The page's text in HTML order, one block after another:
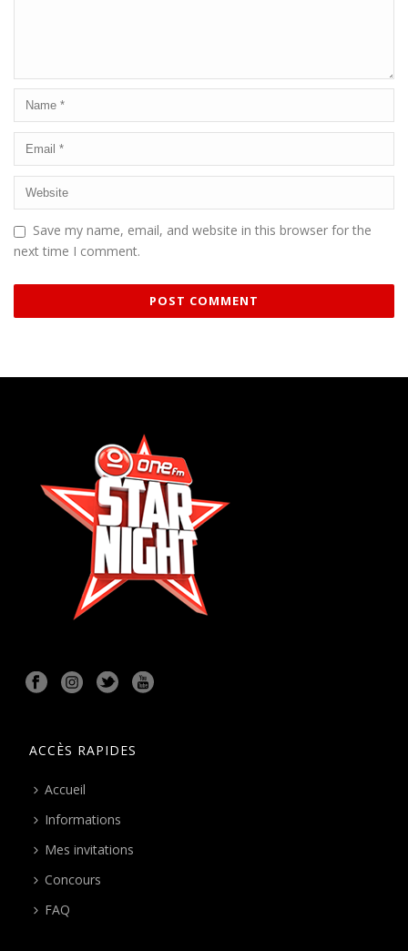
Save my name, email, and website in this browser for the
next time I comment.
ACCÈS RAPIDES
Accueil
Informations
Mes invitations
Concours
FAQ